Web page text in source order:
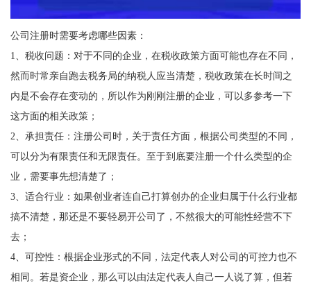
公司注册时需要考虑哪些因素：
1、税收问题：对于不同的企业，在税收政策方面可能也存在不同，
然而时常亲自跑去税务局的纳税人应当清楚，税收政策在长时间之
内是不会存在变动的，所以作为刚刚注册的企业，可以多参考一下
这方面的相关政策；
2、承担责任：注册公司时，关于责任方面，根据公司类型的不同，
可以分为有限责任和无限责任。至于到底要注册一个什么类型的企
业，需要事先想清楚了；
3、适合行业：如果创业者连自己打算创办的企业归属于什么行业都
搞不清楚，那还是不要轻易开公司了，不然很大的可能性经营不下
去；
4、可控性：根据企业形式的不同，法定代表人对公司的可控力也不
相同。若是资企业，那么可以由法定代表人自己一人说了算，但若